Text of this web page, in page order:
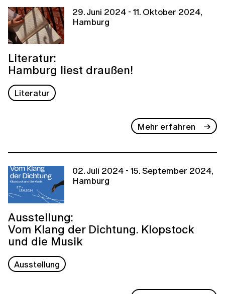
29. Juni 2024 - 11. Oktober 2024,
Hamburg
Literatur:
Hamburg liest draußen!
Literatur
Mehr erfahren
02. Juli 2024 - 15. September 2024,
Hamburg
Ausstellung:
Vom Klang der Dichtung. Klopstock
und die Musik
Ausstellung